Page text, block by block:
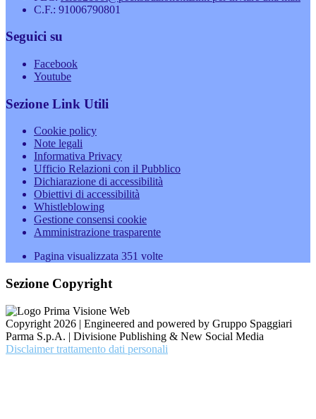
C.F.: 91006790801
Seguici su
Facebook
Youtube
Sezione Link Utili
Cookie policy
Note legali
Informativa Privacy
Ufficio Relazioni con il Pubblico
Dichiarazione di accessibilità
Obiettivi di accessibilità
Whistleblowing
Gestione consensi cookie
Amministrazione trasparente
Pagina visualizzata 351 volte
Sezione Copyright
Copyright 2026 | Engineered and powered by Gruppo Spaggiari
Parma S.p.A. | Divisione Publishing & New Social Media
Disclaimer trattamento dati personali